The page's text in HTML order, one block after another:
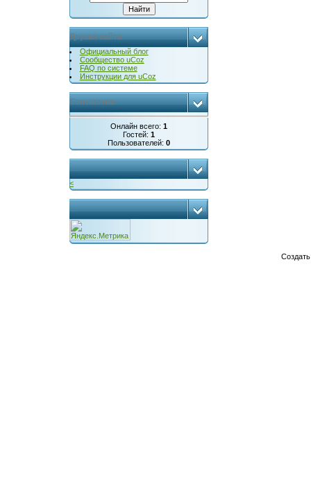
Друзья сайта
Официальный блог
Сообщество uCoz
FAQ по системе
Инструкции для uCoz
Статистика
Онлайн всего: 1
Гостей: 1
Пользователей: 0
...
<
...